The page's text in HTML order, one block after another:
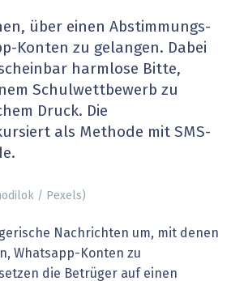
über einen Abstimmungs-
Konten zu gelangen. Dabei
harmlose Bitte,
Schulwettbewerb zu
Druck. Die
als Methode mit SMS-
/ Pexels)
Nachrichten um, mit denen
Whatsapp-Konten zu
die Betrüger auf einen